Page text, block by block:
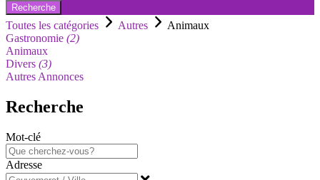
Recherche
Toutes les catégories Autres
Animaux
Gastronomie (2)
Animaux
Divers (3)
Autres Annonces
Recherche
Mot-clé
Adresse